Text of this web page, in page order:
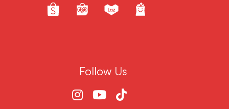
Follow Us